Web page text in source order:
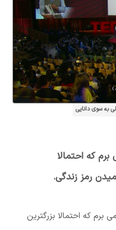
به سوی دانایی
که احتمالا
رمز زندگی.
برم که احتمالا بزرگترین